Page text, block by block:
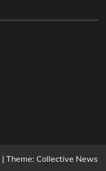
| Theme: Collective News